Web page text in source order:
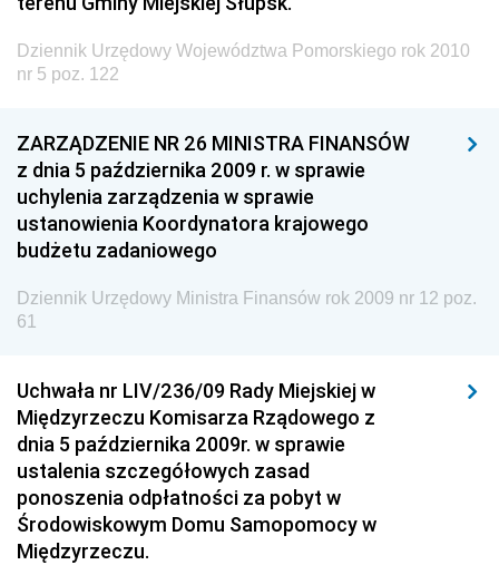
Regionalnej
Dziennik Urzędowy Ministra Aktywów Państwowych
Dziennik Urzędowy Ministra Zdrowia
Inspektora Ochrony Środowiska
Dziennik Urzędowy Ministra Klimatu i Środowiska
Dziennik Urzędowy Ministerstwa Kultury, Dziedzictwa
Narodowego i Sportu
Polityki Regionalnej
Dziennik Urzędowy Ministra Kultury, Dziedzictwa
Narodowego i Sportu
Dziennik Urzędowy Ministra Rodziny i Polityki
Społecznej
Dziennik Urzędowy Komendy Głównej Straży
Dziennik Urzędowy Województwa Pomorskiego rok 2010
nr 5 poz. 122
ZARZĄDZENIE NR 26 MINISTRA FINANSÓW
z dnia 5 października 2009 r. w sprawie
uchylenia zarządzenia w sprawie
ustanowienia Koordynatora krajowego
budżetu zadaniowego
Dziennik Urzędowy Ministra Finansów rok 2009 nr 12 poz.
61
Uchwała nr LIV/236/09 Rady Miejskiej w
Międzyrzeczu Komisarza Rządowego z
dnia 5 października 2009r. w sprawie
ustalenia szczegółowych zasad
ponoszenia odpłatności za pobyt w
Środowiskowym Domu Samopomocy w
Międzyrzeczu.